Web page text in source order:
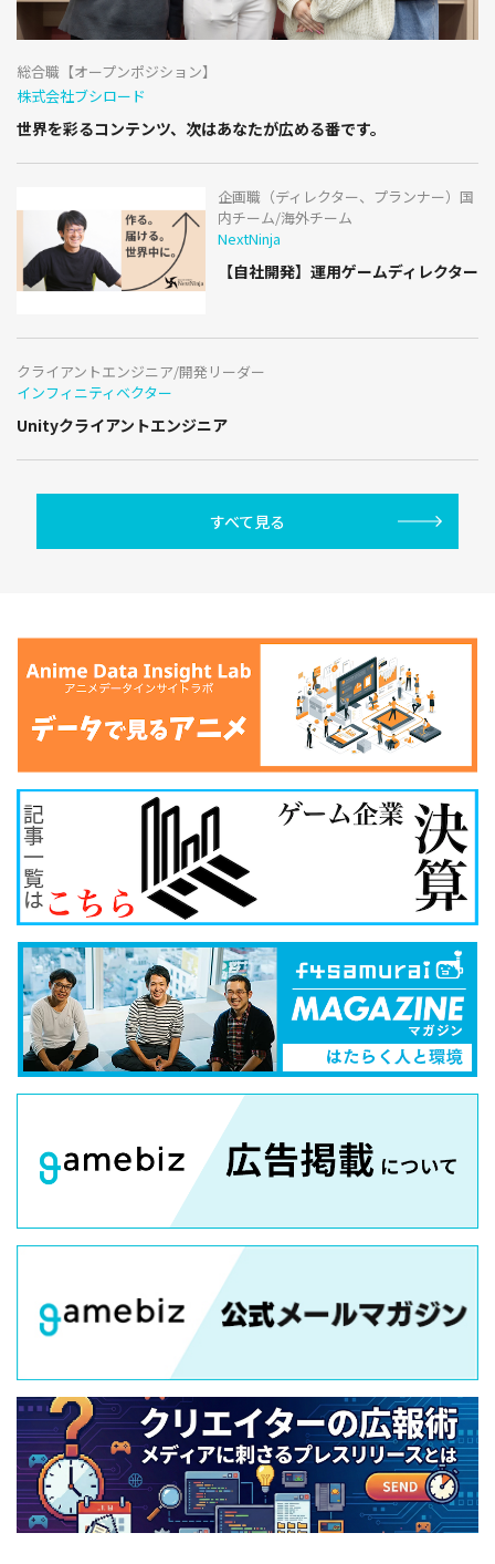
総合職【オープンポジション】
株式会社ブシロード
世界を彩るコンテンツ、次はあなたが広める番です。
企画職（ディレクター、プランナー）国
内チーム/海外チーム
NextNinja
【自社開発】運用ゲームディレクター
クライアントエンジニア/開発リーダー
インフィニティベクター
Unityクライアントエンジニア
すべて見る